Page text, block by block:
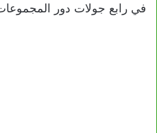
في رابع جولات دور